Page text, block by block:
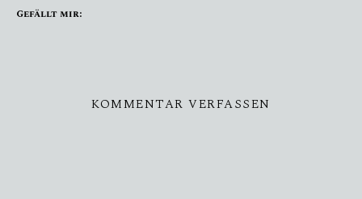
Gefällt mir:
KOMMENTAR VERFASSEN